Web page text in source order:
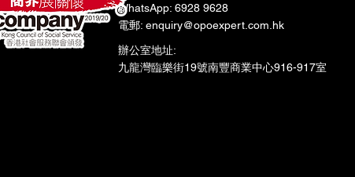
WhatsApp: 6928 9628
電郵: enquiry@opoexpert.com.hk
辦公室地址:
九龍灣臨樂街19號南豐商業中心916-917室